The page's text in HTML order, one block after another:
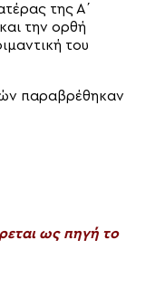
της Α´
την ορθή
του
παραβρέθηκαν
ως πηγή το